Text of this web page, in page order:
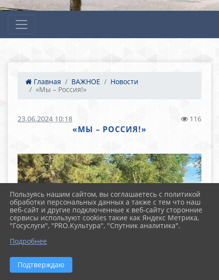
Главная ВАЖНОЕ
Новости
«Мы – Россия!»
23.06.2024 10:18 116
«МЫ – РОССИЯ!»
Пользуясь нашим сайтом, вы соглашаетесь с политикой
обработки персональных данных а также с тем что наш
веб-сайт и другие подключенные к веб-сайту сторонние
сервисы используют cookies такие как Яндекс Метрика,
"Госуслуги", "PRO.Культура", "Спутник аналитика".
Подробнее
Подтверждаю